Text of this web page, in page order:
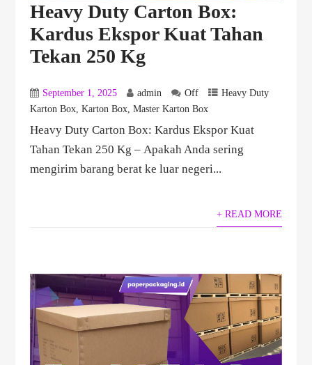
Heavy Duty Carton Box:
Kardus Ekspor Kuat Tahan
Tekan 250 Kg
September 1, 2025 admin Off
Heavy Duty
Karton Box, Karton Box, Master Karton Box
Heavy Duty Carton Box: Kardus Ekspor Kuat
Tahan Tekan 250 Kg – Apakah Anda sering
mengirim barang berat ke luar negeri...
+ READ MORE